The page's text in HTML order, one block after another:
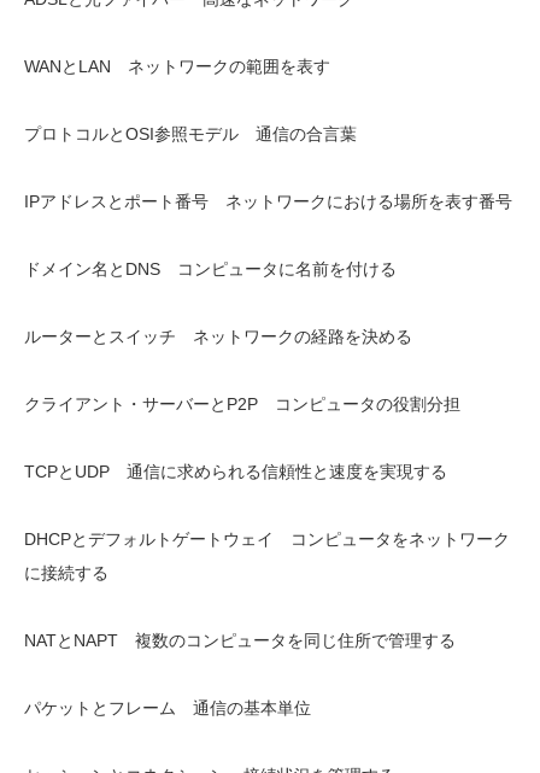
WANとLAN ネットワークの範囲を表す
プロトコルとOSI参照モデル 通信の合言葉
IPアドレスとポート番号 ネットワークにおける場所を表す番号
ドメイン名とDNS コンピュータに名前を付ける
ルーターとスイッチ ネットワークの経路を決める
クライアント・サーバーとP2P コンピュータの役割分担
TCPとUDP 通信に求められる信頼性と速度を実現する
DHCPとデフォルトゲートウェイ コンピュータをネットワーク
に接続する
NATとNAPT 複数のコンピュータを同じ住所で管理する
パケットとフレーム 通信の基本単位